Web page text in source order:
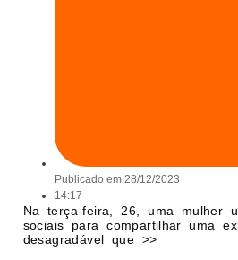
Publicado em 28/12/2023
14:17
Na terça-feira, 26, uma mulher
sociais para compartilhar uma
desagradável que >>